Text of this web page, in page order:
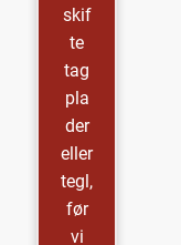
skif
te
tag
pla
der
eller
tegl,
før
vi